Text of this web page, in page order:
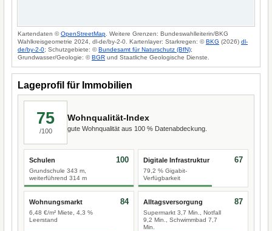
Kartendaten ©OpenStreetMap . Weitere Grenzen: Bundeswahlleiterin/BKG
Wahlkreisgeometrie 2024, dl-de/by-2-0. Kartenlayer: Starkregen: ©BKG (2026) dl-
de/by-2-0; Schutzgebiete: ©Bundesamt für Naturschutz (BfN);
Grundwasser/Geologie: ©BGR und Staatliche Geologische Dienste.
Lageprofil für Immobilien
75
/100
Wohnqualität-Index
gute Wohnqualität aus 100 % Datenabdeckung.
Schulen
Grundschule 343 m,
weiterführend 314 m
100 Digitale Infrastruktur
79,2 % Gigabit-
Verfügbarkeit
67
Wohnungsmarkt
6,48 €/m² Miete, 4,3 %
Leerstand
84 Alltagsversorgung
Supermarkt 3,7 Min., Notfall
9,2 Min., Schwimmbad 7,7
Min.
87